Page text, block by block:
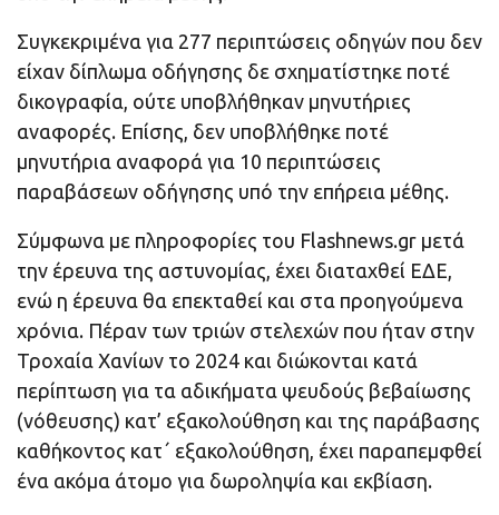
Συγκεκριμένα για 277 περιπτώσεις οδηγών που δεν
είχαν δίπλωμα οδήγησης δε σχηματίστηκε ποτέ
δικογραφία, ούτε υποβλήθηκαν μηνυτήριες
αναφορές. Επίσης, δεν υποβλήθηκε ποτέ
μηνυτήρια αναφορά για 10 περιπτώσεις
παραβάσεων οδήγησης υπό την επήρεια μέθης.
Σύμφωνα με πληροφορίες του Flashnews.gr μετά
την έρευνα της αστυνομίας, έχει διαταχθεί ΕΔΕ,
ενώ η έρευνα θα επεκταθεί και στα προηγούμενα
χρόνια. Πέραν των τριών στελεχών που ήταν στην
Τροχαία Χανίων το 2024 και διώκονται κατά
περίπτωση για τα αδικήματα ψευδούς βεβαίωσης
(νόθευσης) κατ’ εξακολούθηση και της παράβασης
καθήκοντος κατ΄ εξακολούθηση, έχει παραπεμφθεί
ένα ακόμα άτομο για δωροληψία και εκβίαση.